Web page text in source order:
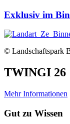
Exklusiv im
© Landschaftspark
TWINGI 26
Mehr Informationen
Gut zu Wissen